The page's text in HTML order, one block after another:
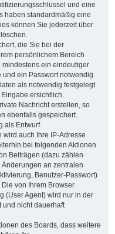
und eine
haben standardmäßig eine
können Sie jederzeit über
die Sie bei der
persönlichem Bereich
ein eindeutiger
und ein Passwort notwendig.
als notwendig festgelegt
ersichtlich.
Nachricht erstellen, so
ebenfalls gespeichert.
als Entwurf
auch Ihre IP-Adresse
bei folgenden Aktionen
Beiträgen (dazu zählen
an zentralen
Benutzer-Passwort)
von Ihrem Browser
(User Agent) wird nur in der
und nicht dauerhaft
des Boards, dass weitere